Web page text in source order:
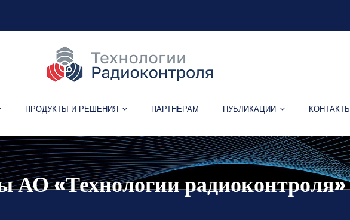
ПРОДУКТЫ И РЕШЕНИЯ ПАРТНЁРАМ ПУБЛИКАЦИИ КОНТАКТЫ
АО «Технологии радиоконтроля»